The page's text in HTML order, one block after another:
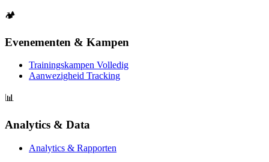
🏕️
Evenementen & Kampen
Trainingskampen Volledig
Aanwezigheid Tracking
📊
Analytics & Data
Analytics & Rapporten